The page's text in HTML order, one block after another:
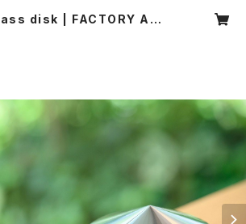
disk | FACTORY ART